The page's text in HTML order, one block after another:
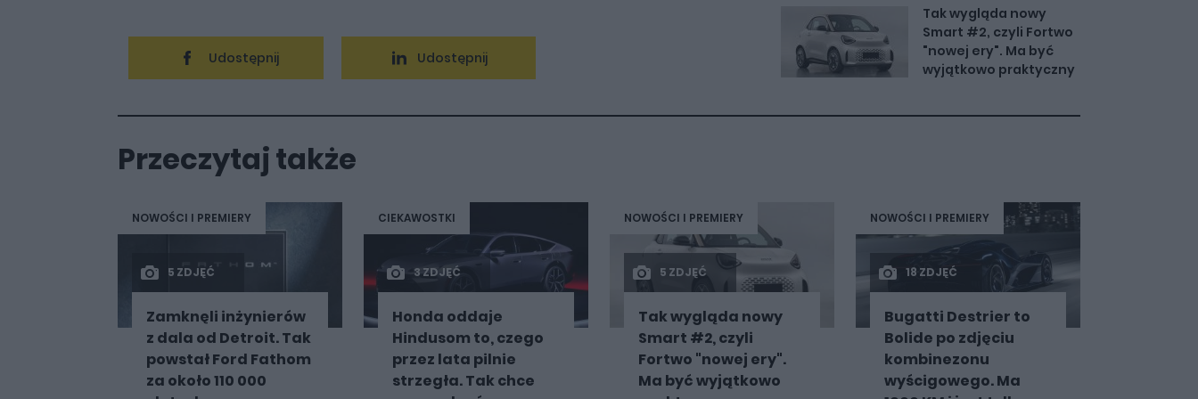
Udostępnij Udostępnij
Tak wygląda nowy
Smart #2, czyli Fortwo
"nowej ery". Ma być
wyjątkowo praktyczny
Przeczytaj także
NOWOŚCI I PREMIERY
5 ZDJĘĆ
Zamknęli inżynierów
z dala od Detroit. Tak
powstał Ford Fathom
za około 110 000
CIEKAWOSTKI
3 ZDJĘĆ
Honda oddaje
Hindusom to, czego
przez lata pilnie
strzegła. Tak chce
NOWOŚCI I PREMIERY
5 ZDJĘĆ
Tak wygląda nowy
Smart #2, czyli
Fortwo "nowej ery".
Ma być wyjątkowo
NOWOŚCI I PREMIERY
18 ZDJĘĆ
Bugatti Destrier to
Bolide po zdjęciu
kombinezonu
wyścigowego. Ma